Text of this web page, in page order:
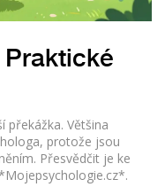
Praktické
překážka. Většina
protože jsou
Přesvědčit je ke